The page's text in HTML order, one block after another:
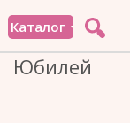
Каталог
Юбилей